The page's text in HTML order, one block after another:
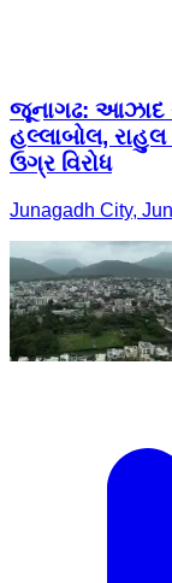
જૂનાગઢ: આઝાદ
હલ્લાબોલ, રાહુલ
ઉગ્ર વિરોધ
Junagadh City,